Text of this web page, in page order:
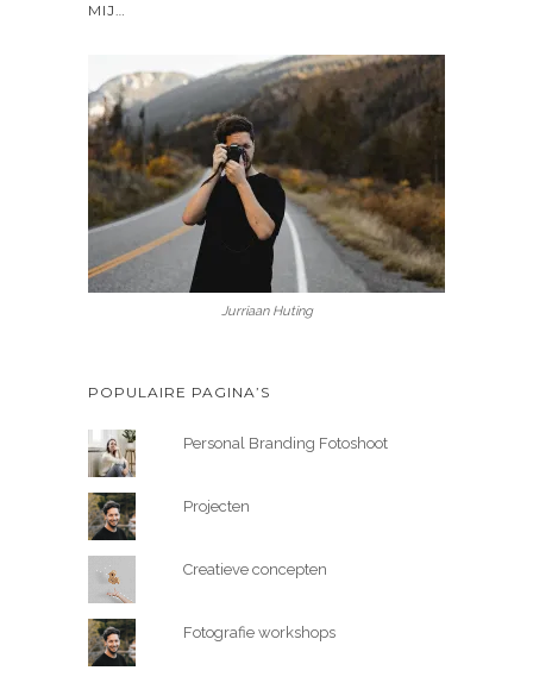
MIJ…
Jurriaan Huting
POPULAIRE PAGINA’S
Personal Branding Fotoshoot
Projecten
Creatieve concepten
Fotografie workshops